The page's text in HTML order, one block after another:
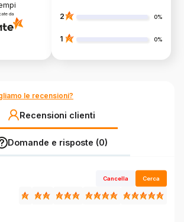
da 2 0%
1 0%
le recensioni?
Recensioni clienti
Domande e risposte (0)
Cancella Cerca